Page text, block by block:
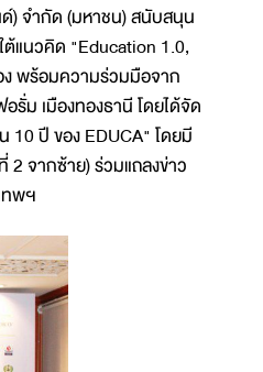
) จำกัด (มหาชน) สนับสนุน
แนวคิด "Education 1.0,
ง พร้อมความร่วมมือจาก
ม เมืองทองธานี โดยได้จัด
10 ปี ของ EDUCA" โดยมี
จากซ้าย) ร่วมแถลงข่าว
ทพฯ